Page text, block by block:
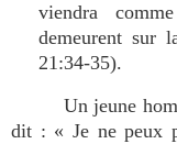
viendra
demeurent sur
21:34-35).
Un jeune
dit : « Je ne peux